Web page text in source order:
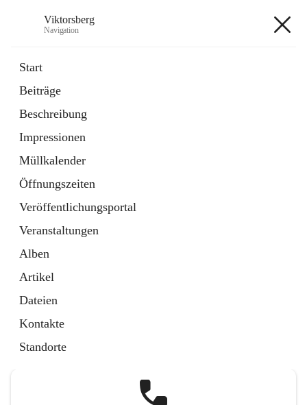
Viktorsberg
Navigation
Start
Beiträge
Beschreibung
Impressionen
Müllkalender
Öffnungszeiten
Veröffentlichungsportal
Veranstaltungen
Alben
Artikel
Dateien
Kontakte
Standorte
1 Schnellzugriff
Bürgerservice
10 Schnellzugriffe